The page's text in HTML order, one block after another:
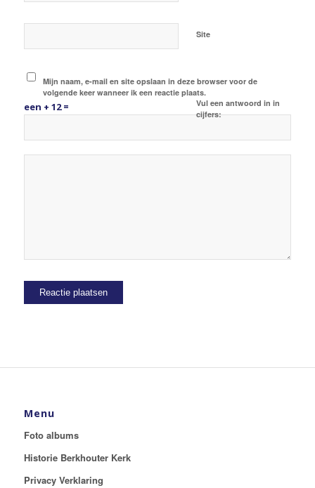
Site
Mijn naam, e-mail en site opslaan in deze browser voor de
volgende keer wanneer ik een reactie plaats.
Vul een antwoord in in
cijfers:
een + 12 =
Menu
Foto albums
Historie Berkhouter Kerk
Privacy Verklaring